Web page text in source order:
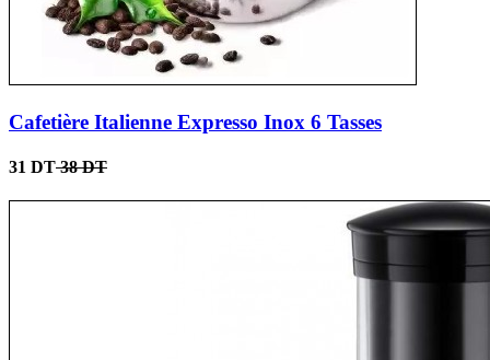
Cafetière Italienne Expresso Inox 6 Tasses
31 DT38 DT